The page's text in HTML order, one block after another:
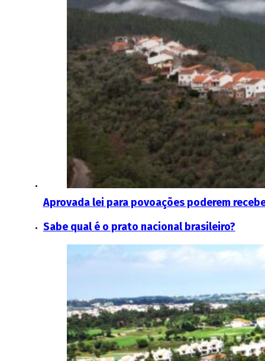
Aprovada lei para povoações poderem
Sabe qual é o prato nacional brasileiro?